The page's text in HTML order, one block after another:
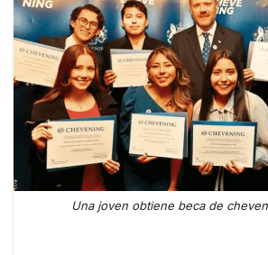
Una joven obtiene beca de